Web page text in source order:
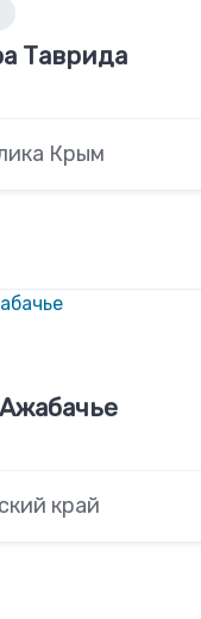
Таврида
Крым
край